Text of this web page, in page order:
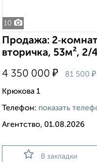
10
Продажа:
вторичка, 53м², 2/
4 350 000 ₽ 81 500 ₽
Крюкова 1
Телефон: показать
Агентство, 01.08.2026
В закладки